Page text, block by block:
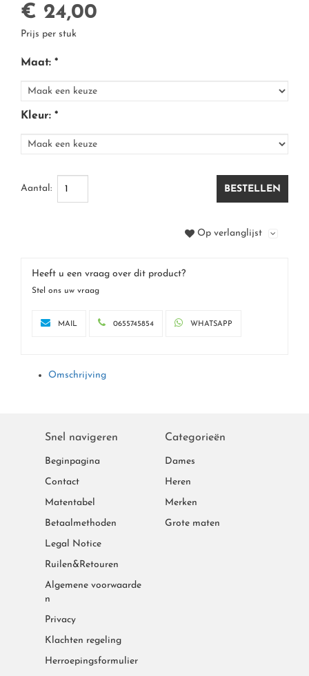
TRIUMPH
SLOGGI
€ 24,00
Prijs per stuk
Maat: *
Kleur: *
Aantal: BESTELLEN
Op verlanglijst
Heeft u een vraag over dit product?
Stel ons uw vraag
MAIL 0655745854 WHATSAPP
Omschrijving
Snel navigeren
Beginpagina
Contact
Matentabel
Betaalmethoden
Legal Notice
Ruilen&Retouren
Algemene voorwaarde
n
Privacy
Klachten regeling
Herroepingsformulier
Categorieën
Dames
Heren
Merken
Grote maten